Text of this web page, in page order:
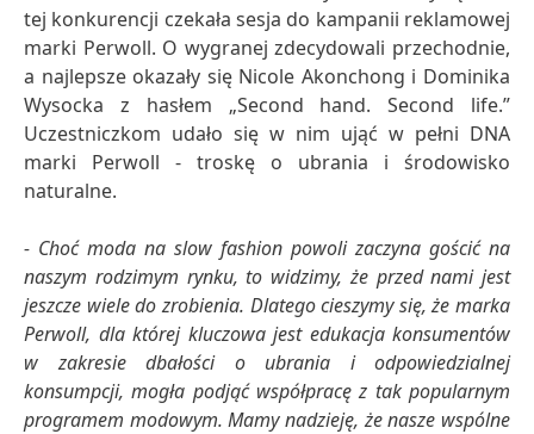
tej konkurencji czekała sesja do kampanii reklamowej
marki Perwoll. O wygranej zdecydowali przechodnie,
a najlepsze okazały się Nicole Akonchong i Dominika
Wysocka z hasłem „Second hand. Second life.”
Uczestniczkom udało się w nim ująć w pełni DNA
marki Perwoll - troskę o ubrania i środowisko
naturalne.
- Choć moda na slow fashion powoli zaczyna gościć na
naszym rodzimym rynku, to widzimy, że przed nami jest
jeszcze wiele do zrobienia. Dlatego cieszymy się, że marka
Perwoll, dla której kluczowa jest edukacja konsumentów
w zakresie dbałości o ubrania i odpowiedzialnej
konsumpcji, mogła podjąć współpracę z tak popularnym
programem modowym. Mamy nadzieję, że nasze wspólne